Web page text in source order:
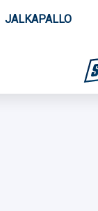
JALKAPALLO